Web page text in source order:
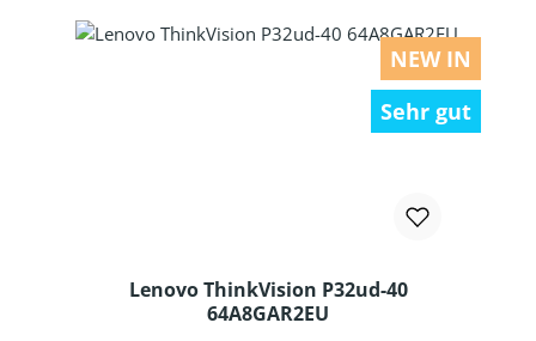
NEW IN
Sehr gut
Lenovo ThinkVision P32ud-40
64A8GAR2EU